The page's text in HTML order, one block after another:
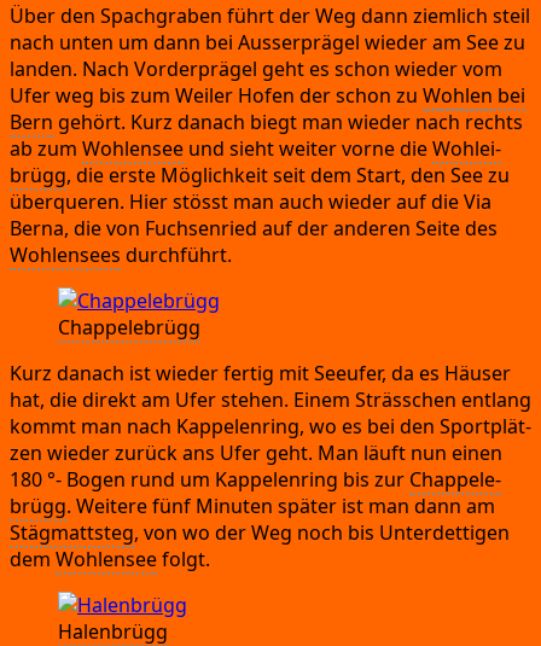
Über den Spach­gra­ben führt der Weg dann ziem­lich steil
nach unten um dann bei Aus­ser­prä­gel wie­der am See zu
lan­den. Nach Vor­der­prä­gel geht es schon wie­der vom
Ufer weg bis zum Wei­ler Hof­en der schon zu Woh­len bei
Bern gehört. Kurz danach biegt man wie­der nach rechts
ab zum Woh­len­see und sieht wei­ter vor­ne dieWohlei­
brügg, die ers­te Mög­lich­keit seit dem Start, den See zu
über­que­ren. Hier stösst man auch wie­der auf die Via
Ber­na, die von Fuch­sen­ried auf der ande­ren Sei­te des
Woh­len­sees durchführt.
Chap­pe­le­brügg
Kurz danach ist wie­der fer­tig mit See­ufer, da es Häu­ser
hat, die direkt am Ufer ste­hen. Einem Sträs­s­chen ent­lang
kommt man nach Kap­pelen­ring, wo es bei den Sport­plät­
zen wie­der zurück ans Ufer geht. Man läuft nun einen
180 °- Bogen rund um Kap­pelen­ring bis zur Chap­pe­le­
brügg. Wei­te­re fünf Minu­ten spä­ter ist man dann am
Stäg­matt­steg, von wo der Weg noch bis Unter­det­ti­gen
dem Woh­len­seefolgt.
Halen­brügg